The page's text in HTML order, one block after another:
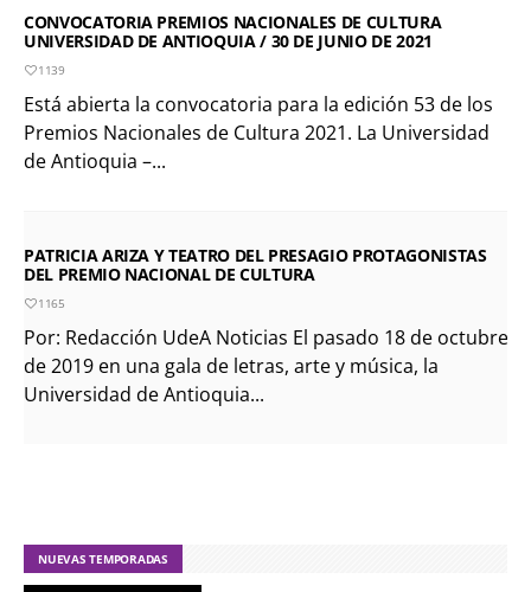
CONVOCATORIA PREMIOS NACIONALES DE CULTURA
UNIVERSIDAD DE ANTIOQUIA / 30 DE JUNIO DE 2021
1139
Está abierta la convocatoria para la edición 53 de los
Premios Nacionales de Cultura 2021. La Universidad
de Antioquia –...
PATRICIA ARIZA Y TEATRO DEL PRESAGIO PROTAGONISTAS
DEL PREMIO NACIONAL DE CULTURA
1165
Por: Redacción UdeA Noticias El pasado 18 de octubre
de 2019 en una gala de letras, arte y música, la
Universidad de Antioquia...
NUEVAS TEMPORADAS